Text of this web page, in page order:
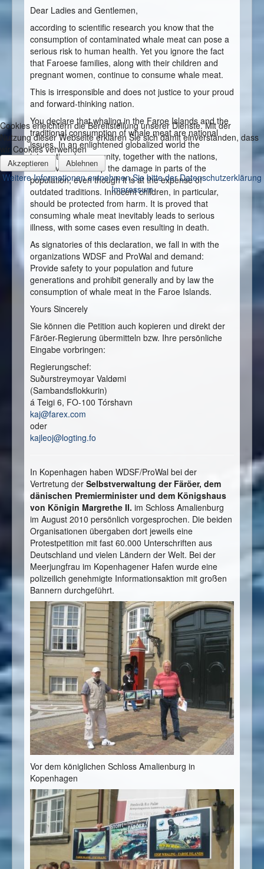
Dear Ladies and Gentlemen,
according to scientific research you know that the
consumption of contaminated whale meat can pose a
serious risk to human health. Yet you ignore the fact
that Faroese families, along with their children and
pregnant women, continue to consume whale meat.
This is irresponsible and does not justice to your proud
and forward-thinking nation.
You declare that whaling in the Faroe Islands and the
traditional consumption of whale meat are national
issues. In an enlightened globalized world the
international community, together with the nations,
must avoid and stop the damage in parts of the
population, even though it is at the expense of
outdated traditions. Innocent children, in particular,
should be protected from harm. It is proved that
consuming whale meat inevitably leads to serious
illness, with some cases even resulting in death.
As signatories of this declaration, we fall in with the
organizations WDSF and ProWal and demand:
Provide safety to your population and future
generations and prohibit generally and by law the
consumption of whale meat in the Faroe Islands.
Yours Sincerely
Sie können die Petition auch kopieren und direkt der
Färöer-Regierung übermitteln bzw. Ihre persönliche
Eingabe vorbringen:
Regierungschef:
Suðurstreymoyar Valdømi
(Sambandsflokkurin)
á Teigi 6, FO-100 Tórshavn
kaj@farex.com
oder
kajleoj@logting.fo
In Kopenhagen haben WDSF/ProWal bei der
Vertretung der Selbstverwaltung der Färöer, dem
dänischen Premierminister und dem Königshaus
von Königin Margrethe II. im Schloss Amalienburg
im August 2010 persönlich vorgesprochen. Die beiden
Organisationen übergaben dort jeweils eine
Protestpetition mit fast 60.000 Unterschriften aus
Deutschland und vielen Ländern der Welt. Bei der
Meerjungfrau im Kopenhagener Hafen wurde eine
polizeilich genehmigte Informationsaktion mit großen
Bannern durchgeführt.
Vor dem königlichen Schloss Amalienburg in
Kopenhagen
Cookies erleichtern die Bereitstellung unserer Dienste. Mit der
Nutzung dieser Webseite erklären Sie sich damit einverstanden, dass
wir Cookies verwenden
Akzeptieren Ablehnen
Weitere Informationen entnehmen Sie bitte der Datenschutzerklärung
Impressum